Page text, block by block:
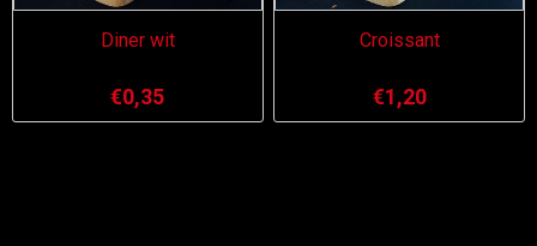
Diner wit
€0,35
Croissant
€1,20